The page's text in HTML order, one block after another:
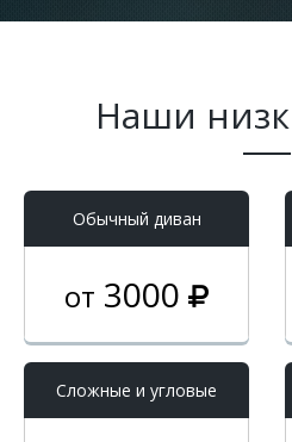
Наши
Обычный диван
от 3000
Cложные и угловые